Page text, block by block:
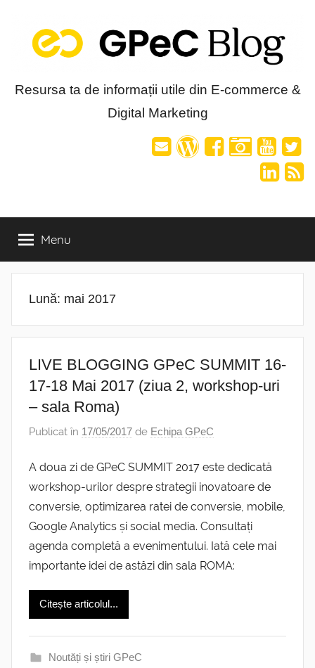
content
Blog-
Resursa ta de informații utile din E-commerce &
Digital Marketing
Menu
Lună: mai 2017
LIVE BLOGGING GPeC SUMMIT 16-
17-18 Mai 2017 (ziua 2, workshop-uri
– sala Roma)
Publicat în 17/05/2017 de Echipa GPeC
A doua zi de GPeC SUMMIT 2017 este dedicată
workshop-urilor despre strategii inovatoare de
conversie, optimizarea ratei de conversie, mobile,
Google Analytics și social media. Consultați
agenda completă a evenimentului. Iată cele mai
importante idei de astăzi din sala ROMA:
Citește articolul...
Noutăți și știri GPeC